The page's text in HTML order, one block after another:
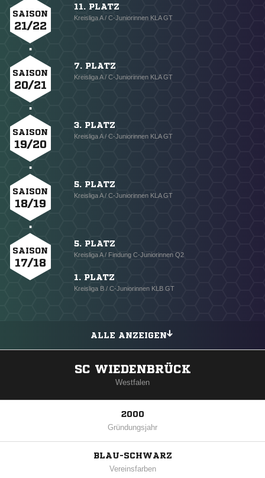
SAISON
21/22
11. PLATZ
Kreisliga A / C-Juniorinnen KLA GT
SAISON
20/21
7. PLATZ
Kreisliga A / C-Juniorinnen KLA GT
SAISON
19/20
3. PLATZ
Kreisliga A / C-Juniorinnen KLA GT
SAISON
18/19
5. PLATZ
Kreisliga A / C-Juniorinnen KLA GT
SAISON
17/18
5. PLATZ
Kreisliga A / Findung C-Juniorinnen Q2
1. PLATZ
Kreisliga B / C-Juniorinnen KLB GT
ALLE ANZEIGEN
SC WIEDENBRÜCK
Westfalen
2000
Gründungsjahr
BLAU-SCHWARZ
Vereinsfarben